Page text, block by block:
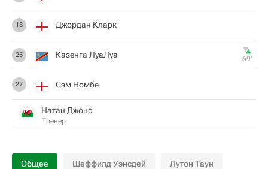
18 Джордан Кларк
25 Казенга ЛуаЛуа 69‎’‎
27 Сэм Номбе
Натан Джонс
Тренер
Общее Шеффилд Уэнсдей Лутон Таун